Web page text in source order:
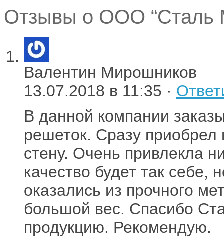
Отзывы о ООО “Сталь
Валентин Мирошников
13.07.2018 в 11:35 ·
В данной компании
решеток. Сразу
стену. Очень привлекла
качество будет так
оказались из прочного
большой вес. Спасибо
продукцию. Рекомендую.